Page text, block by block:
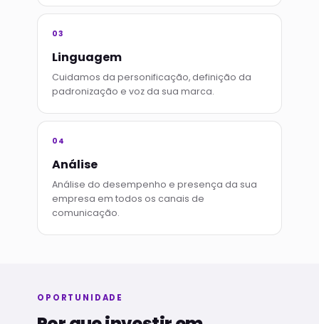
03
Linguagem
Cuidamos da personificação, definição da
padronização e voz da sua marca.
04
Análise
Análise do desempenho e presença da sua
empresa em todos os canais de
comunicação.
OPORTUNIDADE